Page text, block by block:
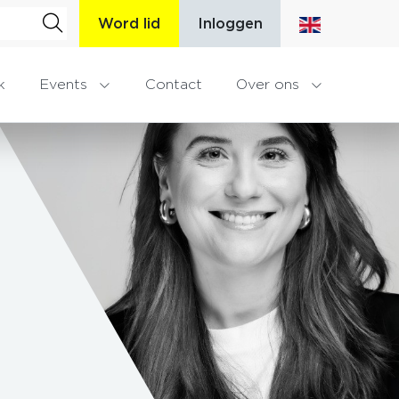
Word lid Inloggen
Events Contact Over ons